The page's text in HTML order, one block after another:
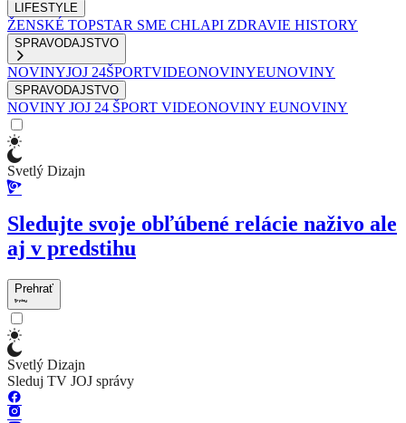
LIFESTYLE
ŽENSKÉ TOPSTAR SME CHLAPI ZDRAVIE HISTORY
SPRAVODAJSTVO
NOVINYJOJ 24ŠPORTVIDEONOVINYEUNOVINY
SPRAVODAJSTVO
NOVINY JOJ 24 ŠPORT VIDEONOVINY EUNOVINY
Svetlý Dizajn
Sledujte svoje obľúbené relácie naživo ale
aj v predstihu
Prehrať
Svetlý Dizajn
Sleduj TV JOJ správy